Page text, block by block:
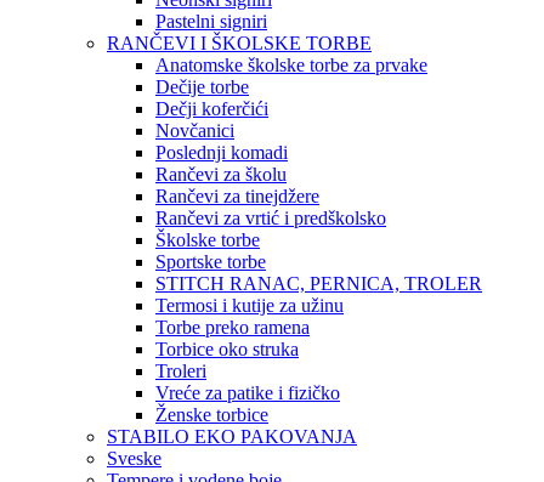
Pastelni signiri
RANČEVI I ŠKOLSKE TORBE
Anatomske školske torbe za prvake
Dečije torbe
Dečji koferčići
Novčanici
Poslednji komadi
Rančevi za školu
Rančevi za tinejdžere
Rančevi za vrtić i predškolsko
Školske torbe
Sportske torbe
STITCH RANAC, PERNICA, TROLER
Termosi i kutije za užinu
Torbe preko ramena
Torbice oko struka
Troleri
Vreće za patike i fizičko
Ženske torbice
STABILO EKO PAKOVANJA
Sveske